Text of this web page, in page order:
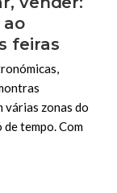
ao
feiras
várias zonas do
tempo. Com